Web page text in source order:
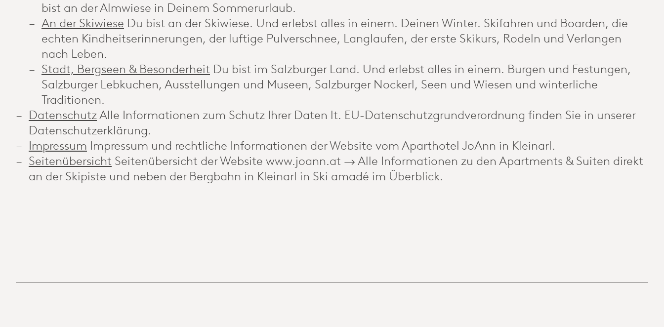
bist an der Almwiese in Deinem Sommerurlaub.
An der Skiwiese Du bist an der Skiwiese. Und erlebst alles in einem. Deinen Winter. Skifahren und Boarden, die
echten Kindheitserinnerungen, der luftige Pulverschnee, Langlaufen, der erste Skikurs, Rodeln und Verlangen
nach Leben.
Stadt, Bergseen & Besonderheit Du bist im Salzburger Land. Und erlebst alles in einem. Burgen und Festungen,
Salzburger Lebkuchen, Ausstellungen und Museen, Salzburger Nockerl, Seen und Wiesen und winterliche
Traditionen.
DatenschutzAlle Informationen zum Schutz Ihrer Daten lt. EU-Datenschutzgrundverordnung finden Sie in unserer
Datenschutzerklärung.
Impressum Impressum und rechtliche Informationen der Website vom Aparthotel JoAnn in Kleinarl.
Seitenübersicht Seitenübersicht der Website www.joann.at → Alle Informationen zu den Apartments & Suiten direkt
an der Skipiste und neben der Bergbahn in Kleinarl in Ski amadé im Überblick.